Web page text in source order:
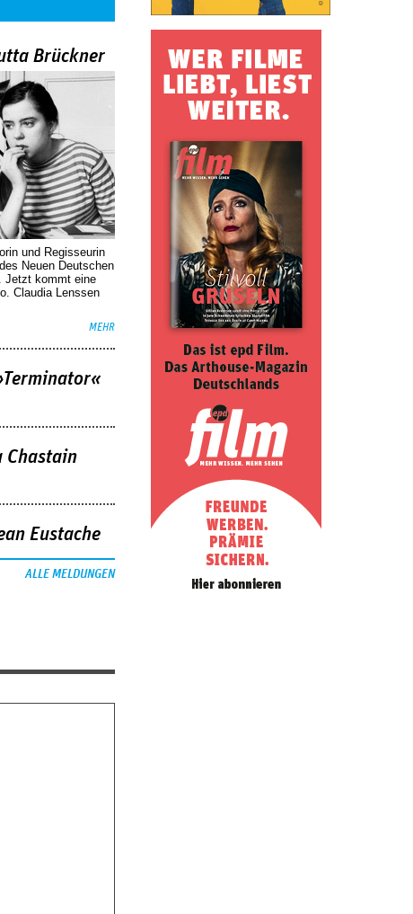
Brückner
und Regisseurin
Neuen Deutschen
Jetzt kommt eine
Claudia Lenssen
MEHR
Chastain
Eustache
ALLE MELDUNGEN